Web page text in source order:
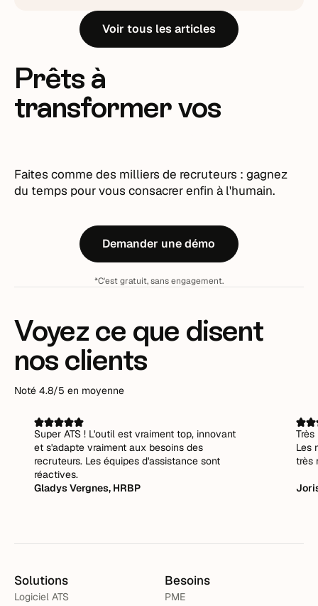
Voir tous les articles
Prêts à
transformer vos
Faites comme des milliers de recruteurs : gagnez
du temps pour vous consacrer enfin à l'humain.
Demander une démo
*C'est gratuit, sans engagement.
Voyez ce que disent
nos clients
Noté 4.8/5 en moyenne
Super ATS ! L'outil est vraiment top, innovant
et s'adapte vraiment aux besoins des
recruteurs. Les équipes d'assistance sont
réactives.
Gladys Vergnes, HRBP
Les
très
Solutions
Logiciel ATS
Besoins
PME